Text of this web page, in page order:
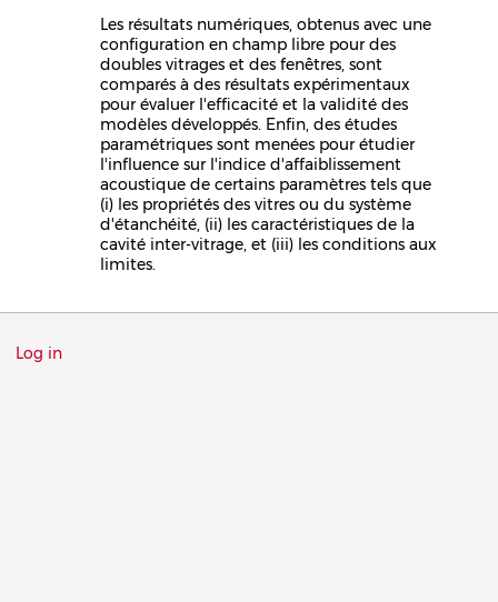
Les résultats numériques, obtenus avec une
configuration en champ libre pour des
doubles vitrages et des fenêtres, sont
comparés à des résultats expérimentaux
pour évaluer l'efficacité et la validité des
modèles développés. Enfin, des études
paramétriques sont menées pour étudier
l'influence sur l'indice d'affaiblissement
acoustique de certains paramètres tels que
(i) les propriétés des vitres ou du système
d'étanchéité, (ii) les caractéristiques de la
cavité inter-vitrage, et (iii) les conditions aux
limites.
Menu
Log in